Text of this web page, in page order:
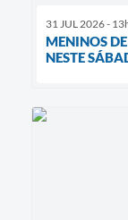
31 JUL 2026 -
MENINOS
NESTE